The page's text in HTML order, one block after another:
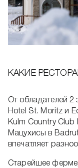
КАКИЕ
От обладателей 2
Hotel St. Moritz и
Kulm Country
Мацухисы в
впечатляет
Старейшее